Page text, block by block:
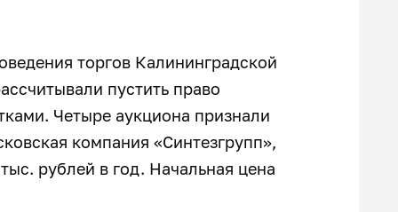
торгов Калининградской
пустить право
Четыре аукциона признали
компания «Синтезгрупп»,
рублей в год. Начальная цена